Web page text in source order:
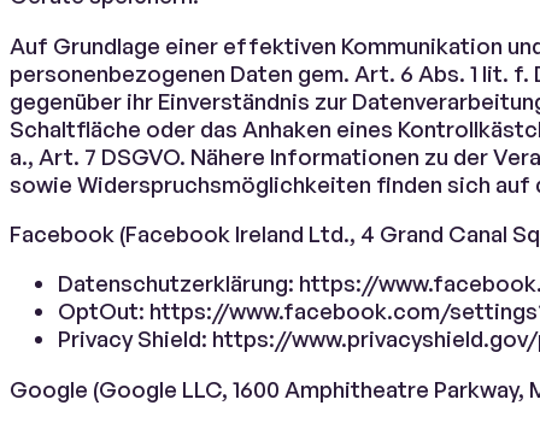
Auf Grundlage einer effektiven Kommunikation
personenbezogenen Daten gem. Art. 6 Abs. 1 lit.
gegenüber ihr Einverständnis zur
Schaltfläche oder das Anhaken eines
a., Art. 7 DSGVO. Nähere Informationen zu der
sowie Widerspruchsmöglichkeiten finden sich
Facebook (Facebook Ireland Ltd., 4 Grand Canal
Datenschutzerklärung: https://
OptOut: https://www.facebook.com/
Privacy Shield: https://
Google (Google LLC, 1600 Amphitheatre Parkway,